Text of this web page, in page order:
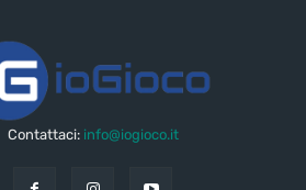
Contattaci: info@iogioco.it